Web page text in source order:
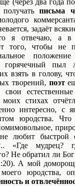
получатьписьма
задаёт
то я отвечаю, а
того, чтобы не
пыл
взять в голову,
творений, поэт
стихах
интересно, с
юродства.
любит быстрой
«Где мудрец?
Не обратил ли
А мой
юродства,
и